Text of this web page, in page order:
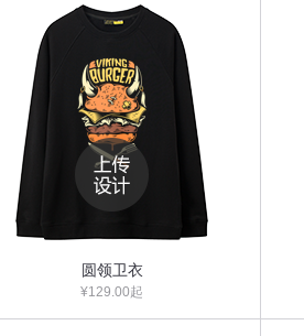
圆领卫衣
¥129.00起